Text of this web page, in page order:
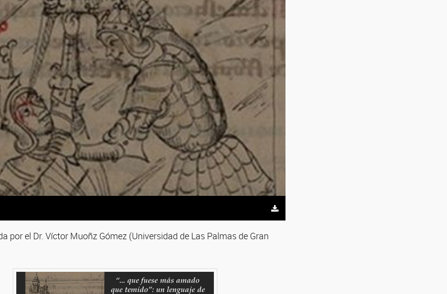
por el Dr. Víctor Muoñz Gómez (Universidad de Las Palmas de Gran